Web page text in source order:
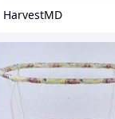
HarvestMD